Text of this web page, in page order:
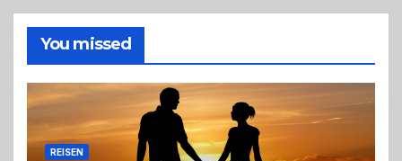
richtige
Entscheidung
You missed
REISEN